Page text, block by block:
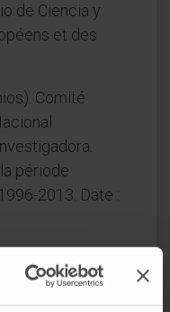
de Ciencia y
et des
Comité
période
2013. Date :